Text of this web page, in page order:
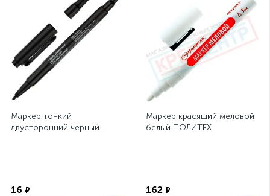
Маркер тонкий
двусторонний черный
16 ₽
Маркер красящий меловой
белый ПОЛИТЕХ
162 ₽